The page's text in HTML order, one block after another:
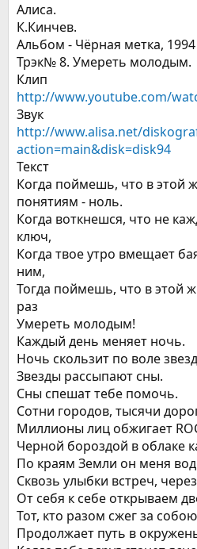
Алиса.
К.Кинчев.
Альбом - Чёрная метка, 1994
Трэк№ 8. Умереть молодым.
Клип
http://www.youtube.com/
Звук
http://www.alisa.net/
action=main&disk=disk94
Текст
Когда поймешь, что в этой
понятиям - ноль.
Когда воткнешся, что не
ключ,
Когда твое утро вмещает
ним,
Тогда поймешь, что в этой
раз
Умереть молодым!
Каждый день меняет ночь.
Ночь скользит по воле
Звезды рассыпают сны.
Сны спешат тебе помочь.
Сотни городов, тысячи
Миллионы лиц обжигает
Черной бороздой в облаке
По краям Земли он меня
Сквозь улыбки встреч,
От себя к себе открываем
Тот, кто разом сжег за
Продолжает путь в